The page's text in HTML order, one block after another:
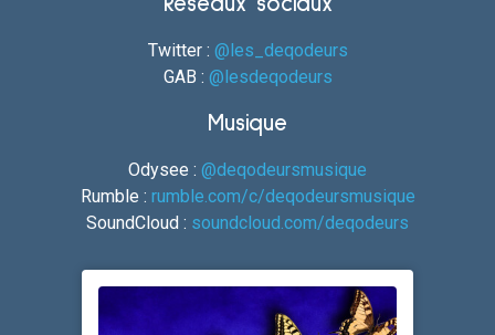
Réseaux sociaux
Twitter : @les_deqodeurs
GAB : @lesdeqodeurs
Musique
Odysee : @deqodeursmusique
Rumble : rumble.com/c/deqodeursmusique
SoundCloud : soundcloud.com/deqodeurs